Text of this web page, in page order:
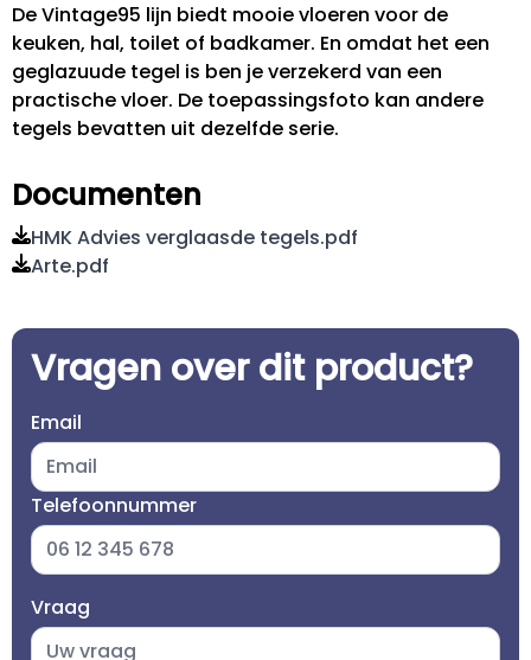
De Vintage95 lijn biedt mooie vloeren voor de
keuken, hal, toilet of badkamer. En omdat het een
geglazuude tegel is ben je verzekerd van een
practische vloer. De toepassingsfoto kan andere
tegels bevatten uit dezelfde serie.
Documenten
HMK Advies verglaasde tegels.pdf
Arte.pdf
Vragen over dit product?
Email
Telefoonnummer
Vraag